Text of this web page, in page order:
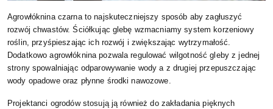
Agrowłóknina czarna to najskuteczniejszy sposób aby zagłuszyć
rozwój chwastów. Ściółkując glebę wzmacniamy system korzeniowy
roślin, przyśpieszając ich rozwój i zwiększając wytrzymałość.
Dodatkowo agrowłóknina pozwala regulować wilgotność gleby z jednej
strony spowalniając odparowywanie wody a z drugiej przepuszczając
wody opadowe oraz płynne środki nawozowe.
Projektanci ogrodów stosują ją również do zakładania pięknych